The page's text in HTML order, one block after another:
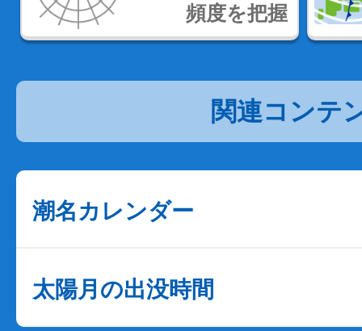
頻度を把握
関連コンテ
潮名カレンダー
太陽月の出没時間